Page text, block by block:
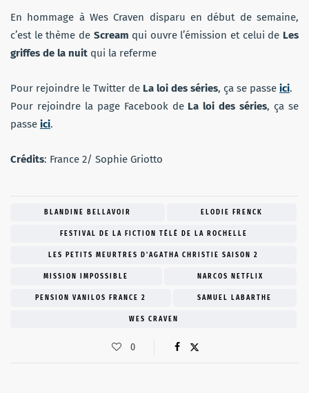
En hommage à Wes Craven disparu en début de semaine,
c’est le thème de Scream qui ouvre l’émission et celui de Les
griffes de la nuit qui la referme
Pour rejoindre le Twitter de La loi des séries, ça se passe ici.
Pour rejoindre la page Facebook de La loi des séries, ça se
passe ici.
Crédits: France 2/ Sophie Griotto
BLANDINE BELLAVOIR ELODIE FRENCK
FESTIVAL DE LA FICTION TÉLÉ DE LA ROCHELLE
LES PETITS MEURTRES D'AGATHA CHRISTIE SAISON 2
MISSION IMPOSSIBLE NARCOS NETFLIX
PENSION VANILOS FRANCE 2 SAMUEL LABARTHE
WES CRAVEN
0